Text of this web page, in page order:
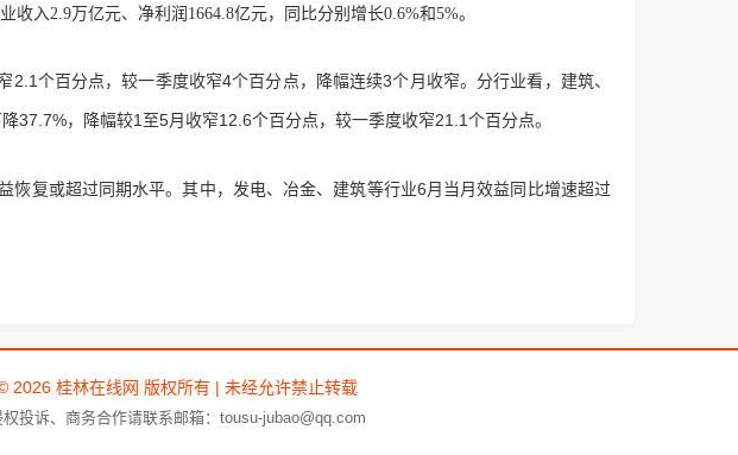
入2.9万亿元、净利润1664.8亿元，同比分别增长0.6%和5%。
个百分点，较一季度收窄4个百分点，降幅连续3个月收窄。分行业看，建筑、
37.7%，降幅较1至5月收窄12.6个百分点，较一季度收窄21.1个百分点。
复或超过同期水平。其中，发电、冶金、建筑等行业6月当月效益同比增速超过
2026 桂林在线网 版权所有 | 未经允许禁止转载
权投诉、商务合作请联系邮箱：tousu-jubao@qq.com